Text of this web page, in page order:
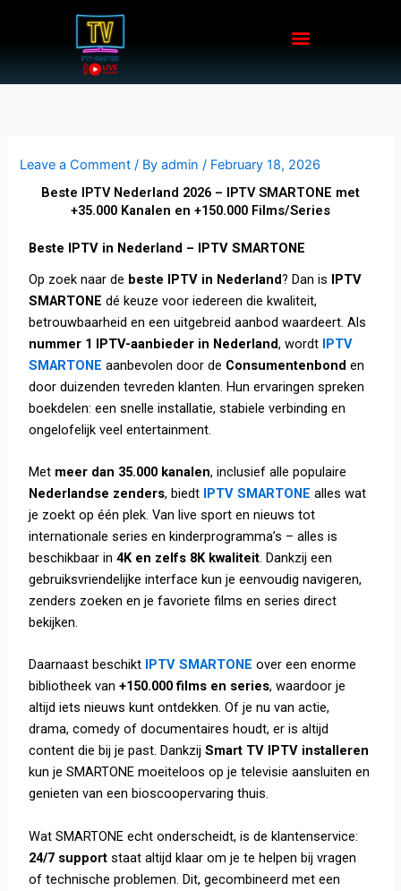
Leave a Comment / Byadmin/ February 18, 2026
Beste IPTV Nederland 2026 – IPTV SMARTONE met
+35.000 Kanalen en +150.000 Films/Series
Beste IPTV in Nederland – IPTV SMARTONE
Op zoek naar de beste IPTV in Nederland? Dan is IPTV
SMARTONE dé keuze voor iedereen die kwaliteit,
betrouwbaarheid en een uitgebreid aanbod waardeert. Als
nummer 1 IPTV-aanbieder in Nederland, wordt IPTV
SMARTONE aanbevolen door de Consumentenbond en
door duizenden tevreden klanten. Hun ervaringen spreken
boekdelen: een snelle installatie, stabiele verbinding en
ongelofelijk veel entertainment.
Met meer dan 35.000 kanalen, inclusief alle populaire
Nederlandse zenders, biedt IPTV SMARTONE alles wat
je zoekt op één plek. Van live sport en nieuws tot
internationale series en kinderprogramma’s – alles is
beschikbaar in4K en zelfs 8K kwaliteit. Dankzij een
gebruiksvriendelijke interface kun je eenvoudig navigeren,
zenders zoeken en je favoriete films en series direct
bekijken.
Daarnaast beschikt IPTV SMARTONE over een enorme
bibliotheek van+150.000 films en series, waardoor je
altijd iets nieuws kunt ontdekken. Of je nu van actie,
drama, comedy of documentaires houdt, er is altijd
content die bij je past. DankzijSmart TV IPTV installeren
kun je SMARTONE moeiteloos op je televisie aansluiten en
genieten van een bioscoopervaring thuis.
Wat SMARTONE echt onderscheidt, is de klantenservice:
24/7 support staat altijd klaar om je te helpen bij vragen
of technische problemen. Dit, gecombineerd met een